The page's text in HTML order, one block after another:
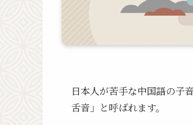
日本人が苦手な中国語の子
舌音」と呼ばれます。